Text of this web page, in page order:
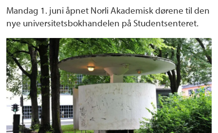
Mandag 1. juni åpnet Norli Akademisk dørene til den
nye universitetsbokhandelen på Studentsenteret.